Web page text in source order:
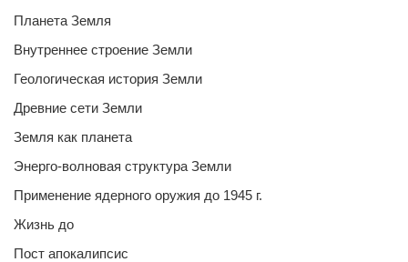
Планета Земля
Внутреннее строение Земли
Геологическая история Земли
Древние сети Земли
Земля как планета
Энерго-волновая структура Земли
Применение ядерного оружия до 1945 г.
Жизнь до
Пост апокалипсис